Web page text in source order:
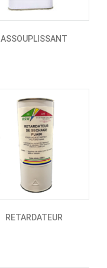
ASSOUPLISSANT
RETARDATEUR